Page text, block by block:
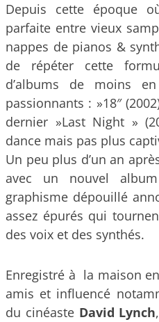
Depuis cette époque
parfaite entre vieux
nappes de pianos &
de répéter cette
d’albums de moins
passionnants : »18″
dernier »Last Night »
dance mais pas plus
Un peu plus d’un an
avec un nouvel
graphisme dépouillé
assez épurés qui
des voix et des synthés.
Enregistré à la maison
amis et influencé
du cinéasteDavid Lynch